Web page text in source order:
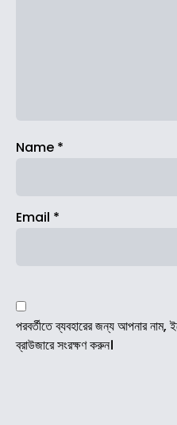
Name *
Email *
পরবর্তীতে ব্যবহারের জন্য আপনার নাম,
ব্রাউজারে সংরক্ষণ করুন।